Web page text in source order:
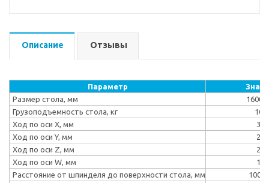
Описание Отзывы
Параметр
Размер стола, мм
Грузоподъемность стола, кг
Ход по оси Х, мм
Ход по оси Y, мм
Ход по оси Z, мм
Ход по оси W, мм
Расстояние от шпинделя до поверхности стола, мм
100-